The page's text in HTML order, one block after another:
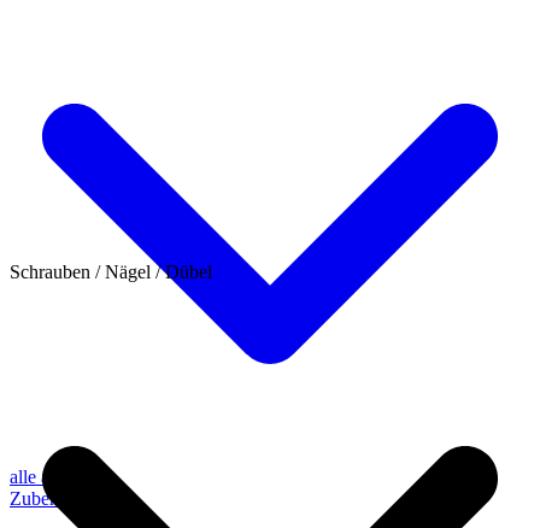
alle anzeigen
Zubehör
Schrauben / Nägel / Dübel